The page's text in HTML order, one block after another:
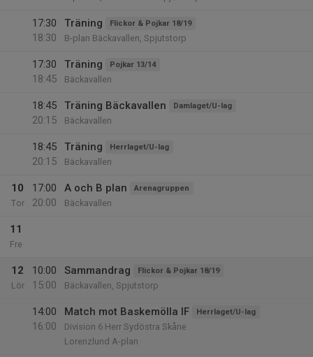
17:30
18:30
Träning Flickor & Pojkar 18/19
B-plan Bäckavallen, Spjutstorp
17:30
18:45
Träning Pojkar 13/14
Bäckavallen
18:45
20:15
Träning Bäckavallen Damlaget/U-lag
Bäckavallen
18:45
20:15
Träning Herrlaget/U-lag
Bäckavallen
10
Tor
17:00
20:00
A och B plan Arenagruppen
Bäckavallen
11
Fre
12
Lör
10:00
15:00
Sammandrag Flickor & Pojkar 18/19
Bäckavallen, Spjutstorp
14:00
16:00
Match mot Baskemölla IF Herrlaget/U-lag
Division 6 Herr Sydöstra Skåne
Lorenzlund A-plan